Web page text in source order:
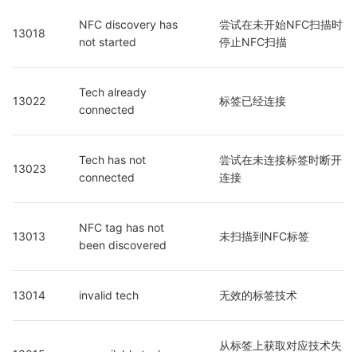
13018
NFC discovery has
not started
尝试在未开始NFC扫描时
停止NFC扫描
13022
Tech already
connected
标签已经连接
13023
Tech has not
connected
尝试在未连接标签时断开
连接
13013
NFC tag has not
been discovered
未扫描到NFC标签
13014 invalid tech 无效的标签技术
从标签上获取对应技术失